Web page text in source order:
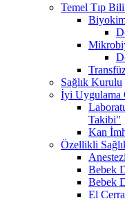
Temel Tıp
Sağlık Kurulu
İyi Uygulama
Takibi"
Kan
Özellikli
Bebek
Bebek
El